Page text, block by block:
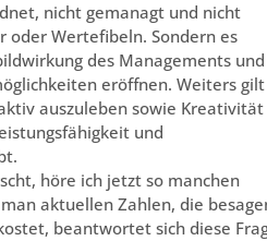
nicht gemanagt und nicht
oder Wertefibeln. Sondern es
des Managements und
eröffnen. Weiters gilt
auszuleben sowie Kreativität
und
höre ich jetzt so manchen
aktuellen Zahlen, die
beantwortet sich diese